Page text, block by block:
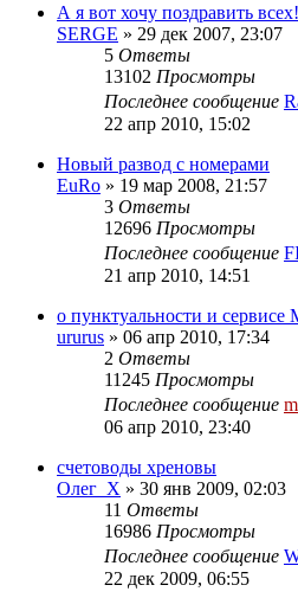
А я вот хочу поздравить всех!
SERGE » 29 дек 2007, 23:07
5 Ответы
13102 Просмотры
Последнее сообщение
22 апр 2010, 15:02
Новый развод с номерами
EuRo » 19 мар 2008, 21:57
3 Ответы
12696 Просмотры
Последнее сообщение
21 апр 2010, 14:51
о пунктуальности и
ururus » 06 апр 2010, 17:34
2 Ответы
11245 Просмотры
Последнее сообщение
06 апр 2010, 23:40
счетоводы хреновы
Олег_Х » 30 янв 2009, 02:03
11 Ответы
16986 Просмотры
Последнее сообщение
22 дек 2009, 06:55